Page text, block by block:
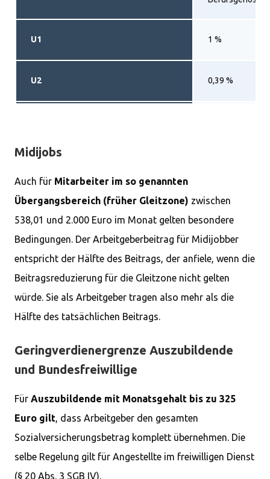
U1 1 %
U2 0,39 %
Midijobs
Auch für Mitarbeiter im so genannten
Übergangsbereich (früher Gleitzone) zwischen
538,01 und 2.000 Euro im Monat gelten besondere
Bedingungen. Der Arbeitgeberbeitrag für Midijobber
entspricht der Hälfte des Beitrags, der anfiele, wenn die
Beitragsreduzierung für die Gleitzone nicht gelten
würde. Sie als Arbeitgeber tragen also mehr als die
Hälfte des tatsächlichen Beitrags.
Geringverdienergrenze Auszubildende
und Bundesfreiwillige
Für Auszubildende mit Monatsgehalt bis zu 325
Euro gilt, dass Arbeitgeber den gesamten
Sozialversicherungsbetrag komplett übernehmen. Die
selbe Regelung gilt für Angestellte im freiwilligen Dienst
(§ 20 Abs. 3 SGB IV).